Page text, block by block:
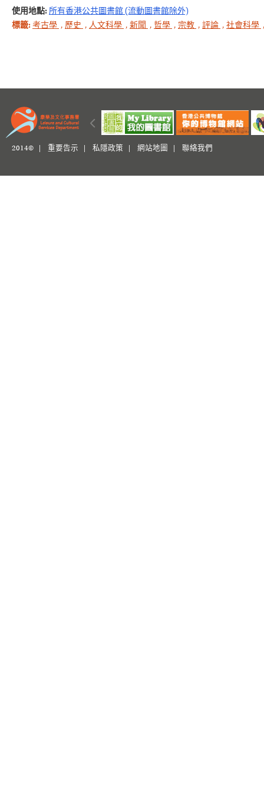
使用地點: 所有香港公共圖書館 (流動圖書館除外)
標籤: 考古學 , 歷史 , 人文科學 , 新聞 , 哲學 , 宗教 , 評論 , 社會科學
2014© | 重要告示 私隱政策 網站地圖 聯絡我們